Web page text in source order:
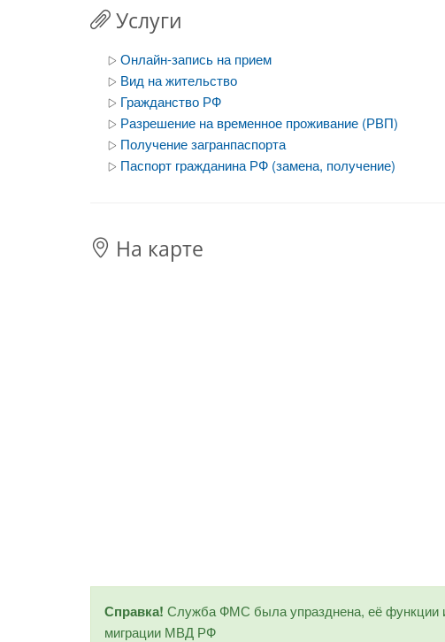
Услуги
Онлайн-запись на прием
Вид на жительство
Гражданство РФ
Разрешение на временное проживание (РВП)
Получение загранпаспорта
Паспорт гражданина РФ (замена, получение)
На карте
Справка! Служба ФМС была упразднена, её функции
миграции МВД РФ